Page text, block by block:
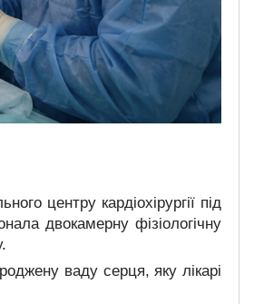
центру кардіохірургії під
двокамерну фізіологічну
ваду серця, яку лікарі